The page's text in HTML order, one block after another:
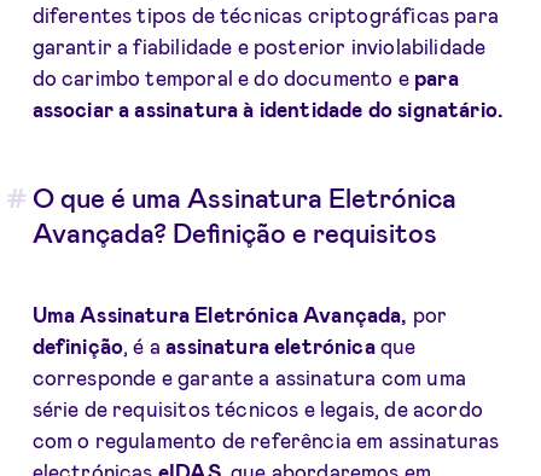
diferentes tipos de técnicas criptográficas para
garantir a fiabilidade e posterior inviolabilidade
do carimbo temporal e do documento e para
associar a assinatura à identidade do signatário.
O que é uma Assinatura Eletrónica
Avançada? Definição e requisitos
Uma Assinatura Eletrónica Avançada, por
definição, é aassinatura eletrónicaque
corresponde e garante a assinatura com uma
série de requisitos técnicos e legais, de acordo
com o regulamento de referência em assinaturas